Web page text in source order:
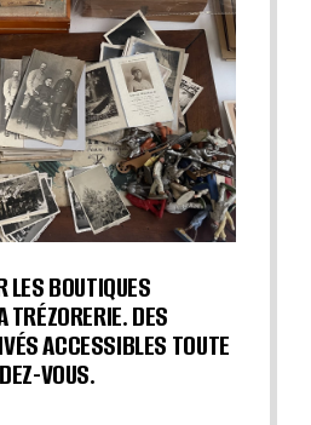
LES BOUTIQUES
TRÉZORERIE. DES
ACCESSIBLES TOUTE
VOUS.